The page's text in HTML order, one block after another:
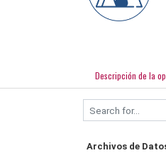
Descripción de la
Archivos de